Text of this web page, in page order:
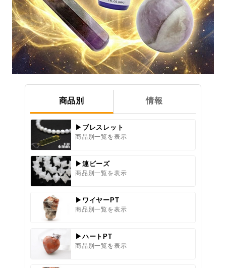
商品別 情報
▶ブレスレット
商品別一覧を表示
▶連ビーズ
商品別一覧を表示
▶ワイヤーPT
商品別一覧を表示
▶ハートPT
商品別一覧を表示